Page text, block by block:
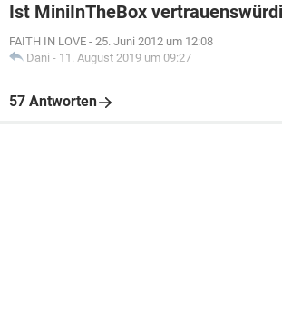
Ist MiniInTheBox
FAITH IN LOVE - 25. Juni 2012 um 12:08
Dani - 11. August 2019 um 09:27
57 Antworten